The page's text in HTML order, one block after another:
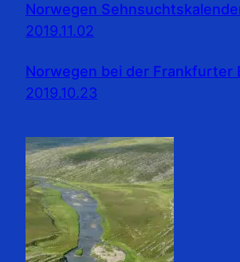
Norwegen
2019.11.02
Norwegen bei der Frankfurter
2019.10.23